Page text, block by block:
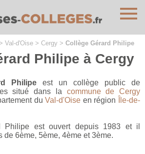
Val-d'Oise > Cergy > Collège Gérard Philipe
Philipe à Cergy
Philipe est un collège public de
situé dans la commune de Cergy
duVal-d'Oise en région
Île-de-
Philipe est ouvert depuis 1983 et il
de 6ème, 5ème, 4ème et 3ème.